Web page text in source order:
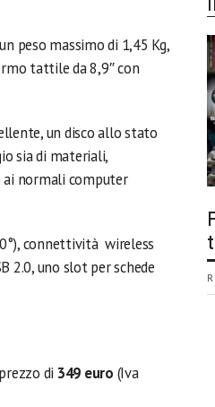
peso massimo di 1,45 Kg,
tattile da 8,9″ con
un disco allo stato
sia di materiali,
ai normali computer
connettività wireless
2.0, uno slot per schede
di 349 euro (Iva